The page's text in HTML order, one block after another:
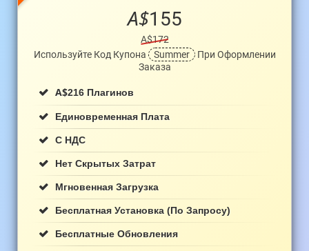
A$155
A$172
Используйте Код Купона
Summer При Оформлении
Заказа
A$216 Плагинов
Единовременная Плата
С НДС
Нет Скрытых Затрат
Мгновенная Загрузка
Бесплатная Установка (по Запросу)
Бесплатные Обновления